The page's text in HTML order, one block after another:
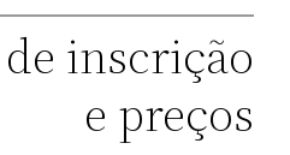
inscrição
e preços